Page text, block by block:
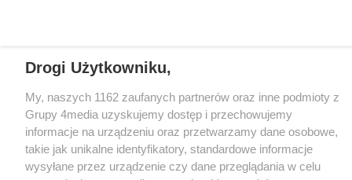
Drogi Użytkowniku,
My, naszych 1162 zaufanych partnerów oraz inne podmioty z
Grupy 4media uzyskujemy dostęp i przechowujemy
informacje na urządzeniu oraz przetwarzamy dane osobowe,
takie jak unikalne identyfikatory, standardowe informacje
wysyłane przez urządzenie czy dane przeglądania w celu